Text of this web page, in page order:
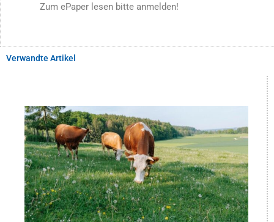
Zum ePaper lesen bitte anmelden!
Verwandte Artikel